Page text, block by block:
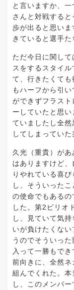
と言いますか、
さんと対戦する
歩が出ると思い
きていると選手た
ただ今日に関し
スをするスタイ
て、行きたくて
もハーフから引
ができずフラス
ーしていたと思
ていましたし全然
してしまっていた
久光（重貴）が
はありますけど
りやれている喜
し、そういった
の使命でもあるの
した。第2ピリオ
し、見ていて気
いが負けたくな
うのでそういっ
入って一勝もで
前向きに、全然ネ
組んでくれた。
し、このメンバ